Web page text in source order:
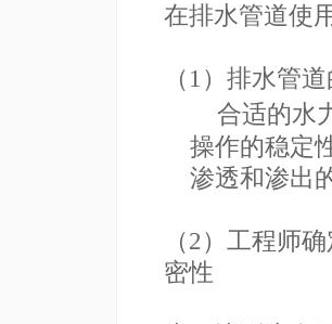
在排水管道使
（1）排水管
合适的水
操作的稳定
渗透和渗出
（2）工程师
密性